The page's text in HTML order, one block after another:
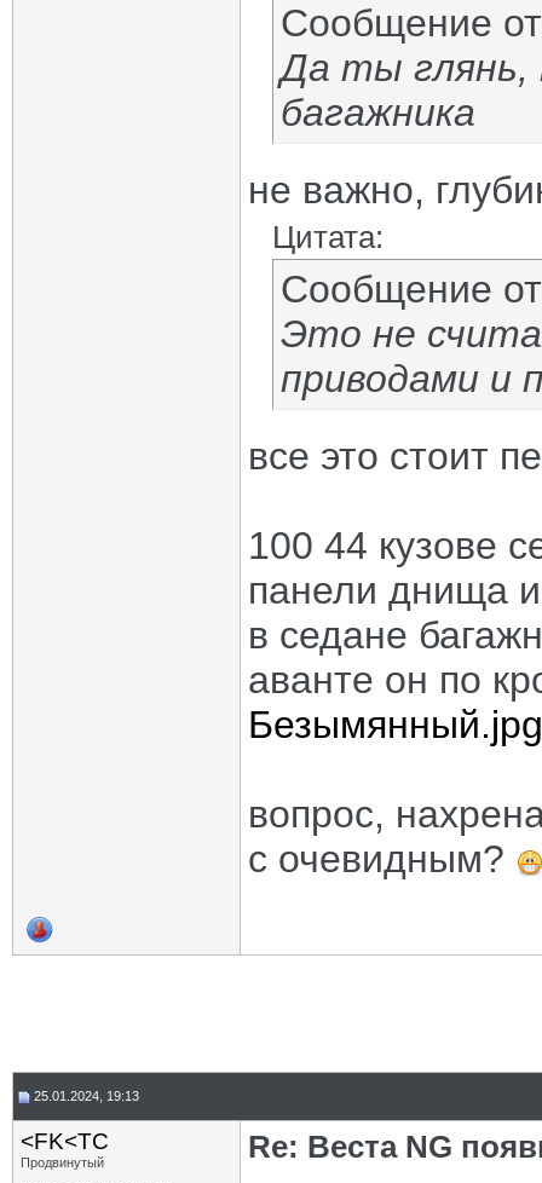
Сообщение
Да ты глянь,
багажника
не важно,
Цитата:
Сообщение
Это не
приводами и
все это стоит
100 44 кузове
панели днища
в седане
аванте он по
Безымянный.jpg
вопрос,
с очевидным?
25.01.2024, 19:13
<FK<TC
Продвинутый
Re: Веста NG